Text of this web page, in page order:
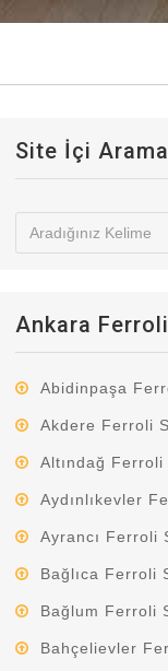
Site İçi Arama
Ankara
Abidinpaşa
Akdere Ferroli
Altındağ Ferroli
Aydınlıkevler
Ayrancı Ferroli
Bağlıca Ferroli
Bağlum Ferroli
Bahçelievler